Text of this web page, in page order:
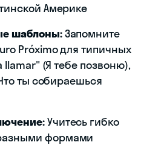
Америке
шаблоны:Запомните
Próximo для типичных
(Я тебе позвоню),
ты собираешься
Учитесь гибко
формами